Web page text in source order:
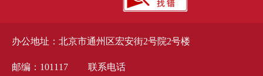
办公地址：北京市通州区宏安街2号院2号楼
邮编：101117 联系电话